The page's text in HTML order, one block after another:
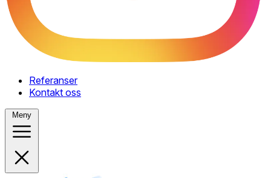
Referanser
Kontakt oss
Meny